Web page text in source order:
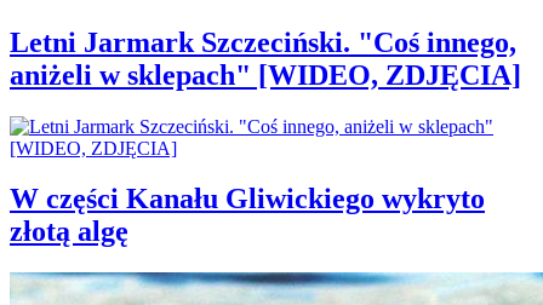
Letni Jarmark Szczeciński. "Coś innego,
aniżeli w sklepach" [WIDEO, ZDJĘCIA]
W części Kanału Gliwickiego wykryto
złotą algę